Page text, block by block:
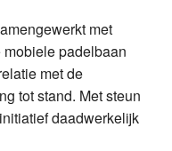
met
padelbaan
met de
tot stand. Met steun
daadwerkelijk